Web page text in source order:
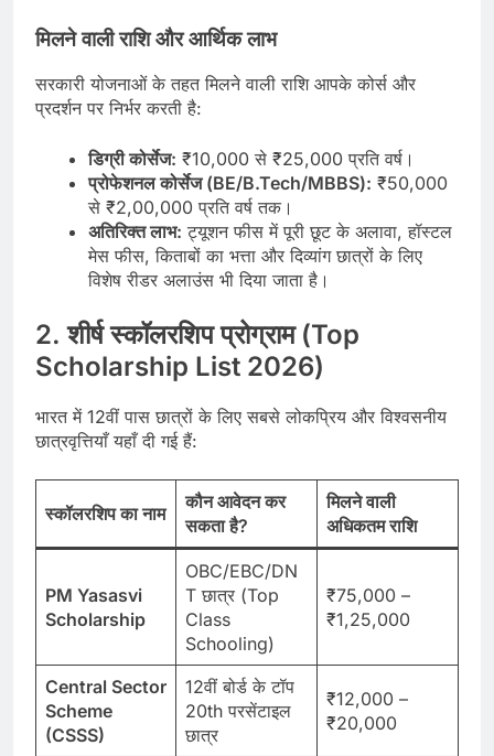
मिलने वाली राशि और आर्थिक लाभ
सरकारी योजनाओं के तहत मिलने वाली राशि आपके कोर्स और
प्रदर्शन पर निर्भर करती है:
डिग्री कोर्सेज: ₹10,000 से ₹25,000 प्रति वर्ष।
प्रोफेशनल कोर्सेज (BE/B.Tech/MBBS): ₹50,000
से ₹2,00,000 प्रति वर्ष तक।
अतिरिक्त लाभ: ट्यूशन फीस में पूरी छूट के अलावा, हॉस्टल
मेस फीस, किताबों का भत्ता और दिव्यांग छात्रों के लिए
विशेष रीडर अलाउंस भी दिया जाता है।
2. शीर्ष स्कॉलरशिप प्रोग्राम (Top
Scholarship List 2026)
भारत में 12वीं पास छात्रों के लिए सबसे लोकप्रिय और विश्वसनीय
छात्रवृत्तियाँ यहाँ दी गई हैं:
स्कॉलरशिप का नाम
कौन आवेदन कर
सकता है?
मिलने वाली
अधिकतम राशि
PM Yasasvi
Scholarship
OBC/EBC/DN
T छात्र (Top
Class
Schooling)
₹75,000 –
₹1,25,000
Central Sector
Scheme
(CSSS)
12वीं बोर्ड के टॉप
20th परसेंटाइल
छात्र
₹12,000 –
₹20,000